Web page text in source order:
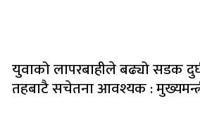
युवाको लापरबाहीले बढ्यो सडक
तहबाटै सचेतना आवश्यक :